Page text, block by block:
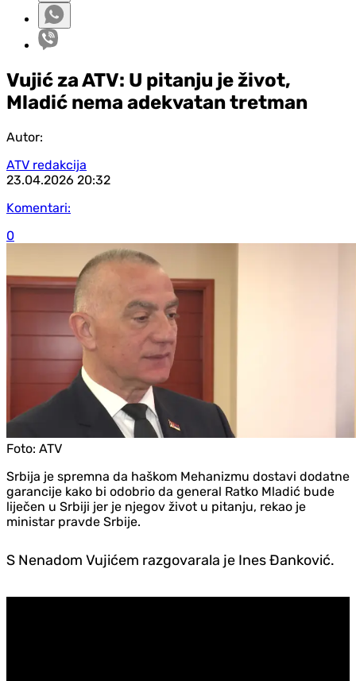
Vujić za ATV: U pitanju je život,
Mladić nema adekvatan tretman
Autor:
ATV redakcija
23.04.2026 20:32
Komentari:
0
Foto: ATV
Srbija je spremna da haškom Mehanizmu dostavi dodatne
garancije kako bi odobrio da general Ratko Mladić bude
liječen u Srbiji jer je njegov život u pitanju, rekao je
ministar pravde Srbije.
S Nenadom Vujićem razgovarala je Ines Đanković.